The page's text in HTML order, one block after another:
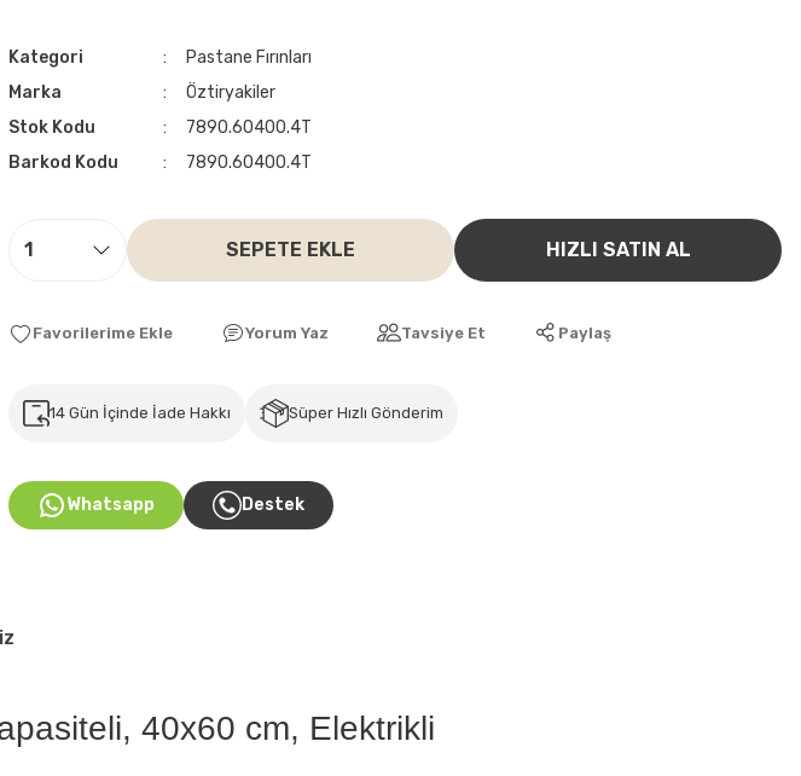
Kategori
Pastane Fırınları
Marka
Öztiryakiler
Stok Kodu
7890.60400.4T
Barkod Kodu
7890.60400.4T
SEPETE EKLE HIZLI SATIN AL
Yorum Yaz Tavsiye Et Paylaş
14 Gün İçinde İade Hakkı Süper Hızlı Gönderim
Whatsapp Destek
40x60 cm, Elektrikli